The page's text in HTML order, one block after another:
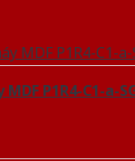
P1R4-C1-a-